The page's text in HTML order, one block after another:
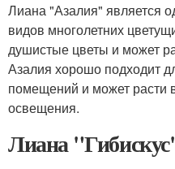
Лиана "Азалия" является
видов многолетних
душистые цветы и может
Азалия хорошо подходит
помещений и может расти
освещения.
Лиана